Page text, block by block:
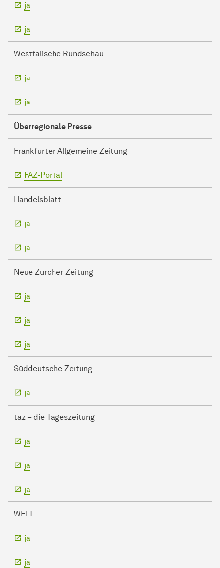
ja
ja
Westfälische Rundschau
ja
ja
Überregionale Presse
Frankfurter Allgemeine Zeitung
FAZ-Portal
Handelsblatt
ja
ja
Neue Zürcher Zeitung
ja
ja
ja
Süddeutsche Zeitung
ja
taz – die Tageszeitung
ja
ja
ja
WELT
ja
ja